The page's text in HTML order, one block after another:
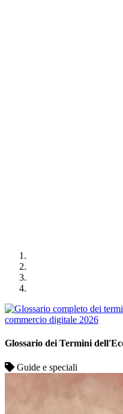
Glossario dei Termini
Guide e speciali